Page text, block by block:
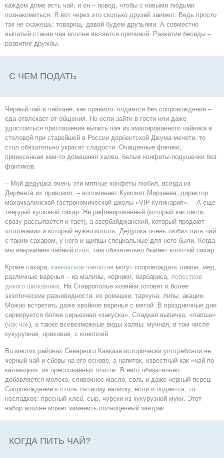
каждом доме есть чай, и он – повод, чтобы с новыми людьми
познакомиться. Я вот через это сколько друзей заимел. Ведь просто
так не скажешь: товарищ, давай будем друзьями. А совместно
выпитый стакан чая вполне является причиной. Развитие беседы –
развитие дружбы.
С ЧЕМ ПОДАТЬ
Черный чай в чайхане, как правило, подается без сопровождения –
еда отвлекает от общения. Но если зайти в гости или даже
удостоиться приглашения выпить чая из эмалированного чайника в
столовой при старейшей в России дербентской Джума-мечети, то
стол обязательно украсят сладости. Очищенные финики,
принесенная кем-то домашняя халва, белые конфеты-подушечки без
фантиков.
– Мой дедушка очень эти мятные конфеты любил, всегда из
Дербента их привозил, – вспоминает Кумсият Мирзаева, директор
махачкалинской гастрономической школы «VIP-кулинария». – А еще
твердый кусковой сахар. Не рафинированный (который как песок,
сразу рассыпается и тает), а азербайджанский, который продают
«головами» и который нужно колоть. Дедушка очень любил пить чай
с таким сахаром, у него и щипцы специальные для него были. Когда
мы накрываем чайный стол, там обязательно бывает колотый сахар.
Кроме сахара, кавказское чаепитие могут сопровождать лимон, мед,
различные варенья – из малины, черники, барбариса, лепестков
дикого шиповника. На Ставрополье хозяйки готовят и более
экзотические разновидности: из ромашки, тархуна, липы, акации.
Можно встретить даже хвойное варенье с мятой. В праздничные дни
сервируется более серьезная «закуска». Сладкая выпечка, «лапша»
(чак-чак), а также всевозможные виды халвы: мучная, в том числе
кукурузная, ореховая, с коноплей.
Во многих районах Северного Кавказа исторически употребляли не
черный чай и сборы на его основе, а напиток, известный как «чай по-
калмыцки», из прессованных плиток. В него обязательно
добавляется молоко, сливочное масло, соль и даже черный перец.
Сопровождение к столь сытному напитку, если и подается, то
несладкое: пресный хлеб, сыр, чуреки из кукурузной муки. Этот
набор вполне может заменить полноценный завтрак.
КОГДА ПИТЬ ЧАЙ?